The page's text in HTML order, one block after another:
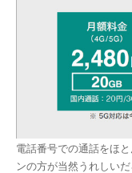
電話番号での通話をほ
ンの方が当然うれしい